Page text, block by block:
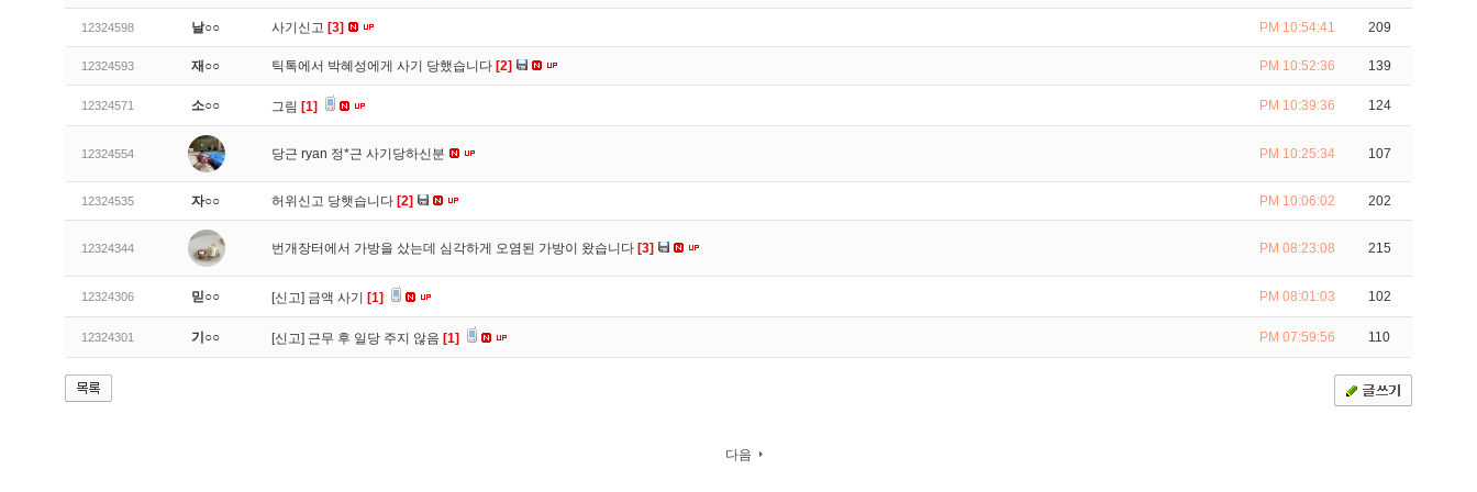
12324598 날○○ 사기신고 [3] PM 10:54:41 209
12324593 재○○ 틱톡에서 박혜성에게 사기 당했습니다 [2] PM 10:52:36 139
12324571 소○○ 그림 [1] PM 10:39:36 124
12324554 당근 ryan 정*근 사기당하신분 PM 10:25:34 107
12324535 자○○ 허위신고 당햇습니다 [2] PM 10:06:02 202
12324344 번개장터에서 가방을 샀는데 심각하게 오염된 가방이 왔습니다 [3] PM 08:23:08 215
12324306 믿○○ [신고] 금액 사기 [1] PM 08:01:03 102
12324301 기○○ [신고] 근무 후 일당 주지 않음 [1] PM 07:59:56 110
다음